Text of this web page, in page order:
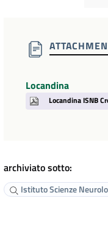
Locandina
Locandina ISNB
archiviato sotto:
Istituto Scienze